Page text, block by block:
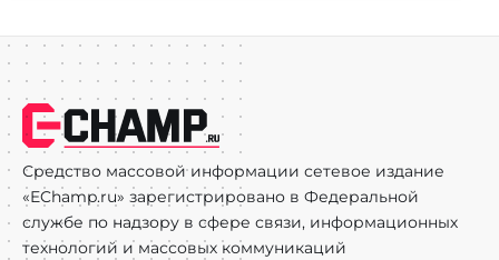
Средство массовой информации сетевое издание
«EChamp.ru» зарегистрировано в Федеральной
службе по надзору в сфере связи, информационных
технологий и массовых коммуникаций